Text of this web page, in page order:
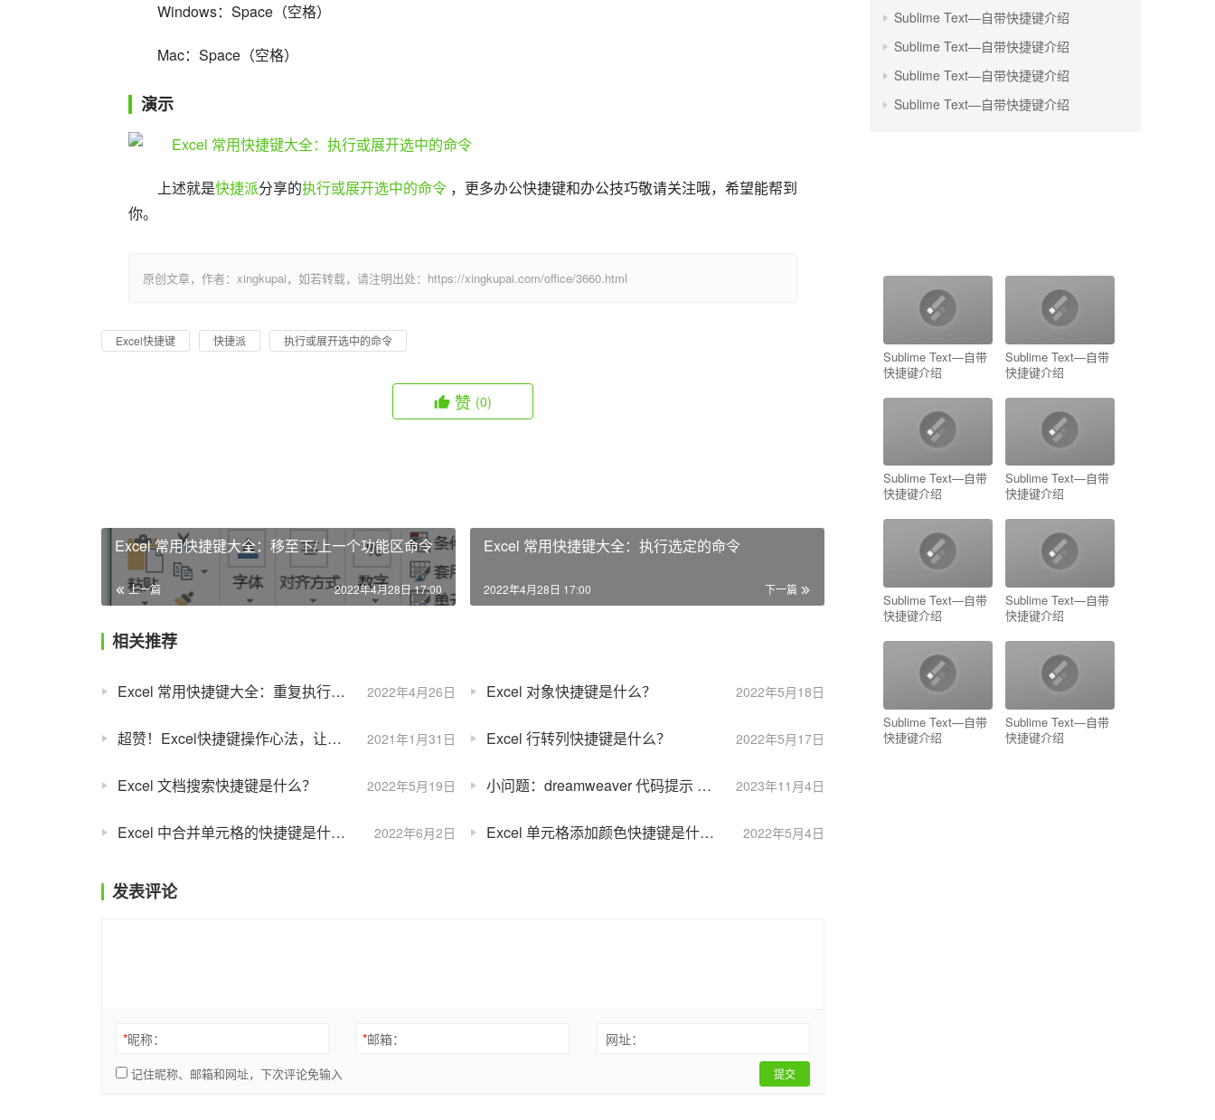
Windows：Space（空格）
Mac：Space（空格）
演示
上述就是快捷派分享的执行或展开选中的命令 ，更多办公快捷键和办公技巧敬请关注哦，希望能帮到
你。
原创文章，作者：xingkupai，如若转载，请注明出处：https://xingkupai.com/office/3660.html
Excel快捷键 快捷派 执行或展开选中的命令
赞 (0)
Excel 常用快捷键大全：移至下/上一个功能区命令
上一篇 2022年4月28日 17:00
Excel 常用快捷键大全：执行选定的命令
下一篇
2022年4月28日 17:00
相关推荐
2022年4月26日
Excel 常用快捷键大全：重复执行上一命令或操作 2022年5月18日
Excel 对象快捷键是什么？
2021年1月31日
超赞！Excel快捷键操作心法，让你成为做表高手！ 2022年5月17日
Excel 行转列快捷键是什么？
2022年5月19日
Excel 文档搜索快捷键是什么？ 2023年11月4日
小问题：dreamweaver 代码提示 快捷键 _html/css_WEB
2022年6月2日
Excel 中合并单元格的快捷键是什么？ 2022年5月4日
Excel 单元格添加颜色快捷键是什么？
发表评论
*昵称： *邮箱： 网址：
记住昵称、邮箱和网址，下次评论免输入 提交
Sublime Text—自带快捷键介绍
Sublime Text—自带快捷键介绍
Sublime Text—自带快捷键介绍
Sublime Text—自带快捷键介绍
Sublime Text—自带
快捷键介绍
Sublime Text—自带
快捷键介绍
Sublime Text—自带
快捷键介绍
Sublime Text—自带
快捷键介绍
Sublime Text—自带
快捷键介绍
Sublime Text—自带
快捷键介绍
Sublime Text—自带
快捷键介绍
Sublime Text—自带
快捷键介绍